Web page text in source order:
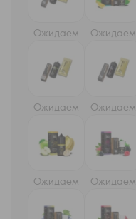
Ожидаем Ожидаем
Ожидаем Ожидаем
Ожидаем Ожидаем